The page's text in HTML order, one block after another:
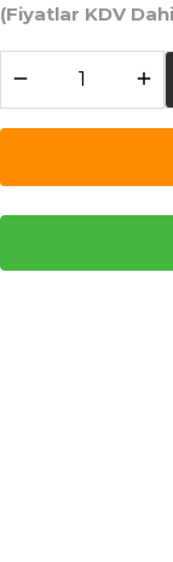
(Fiyatlar KDV